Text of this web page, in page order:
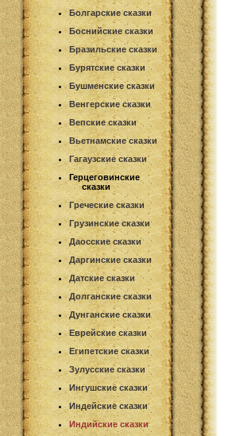
Болгарские сказки
Боснийские сказки
Бразильские сказки
Бурятские сказки
Бушменские сказки
Венгерские сказки
Вепские сказки
Вьетнамские сказки
Гагаузские сказки
Герцеговинские
сказки
Греческие сказки
Грузинские сказки
Даосские сказки
Даргинские сказки
Датские сказки
Долганские сказки
Дунганские сказки
Еврейские сказки
Египетские сказки
Зулусские сказки
Ингушские сказки
Индейские сказки
Индийские сказки